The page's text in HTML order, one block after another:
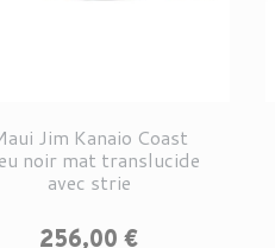
Jim Kanaio Coast
noir mat translucide
avec strie
Prix
256,00 €